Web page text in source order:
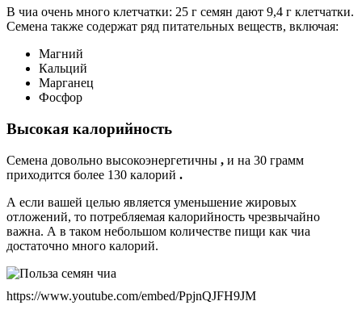
В чиа очень много клетчатки: 25 г семян дают 9,4 г клетчатки.
Семена также содержат ряд питательных веществ, включая:
Магний
Кальций
Марганец
Фосфор
Высокая калорийность
Семена довольно высокоэнергетичны , и на 30 грамм
приходится более 130 калорий .
А если вашей целью является уменьшение жировых
отложений, то потребляемая калорийность чрезвычайно
важна. А в таком небольшом количестве пищи как чиа
достаточно много калорий.
https://www.youtube.com/embed/PpjnQJFH9JM